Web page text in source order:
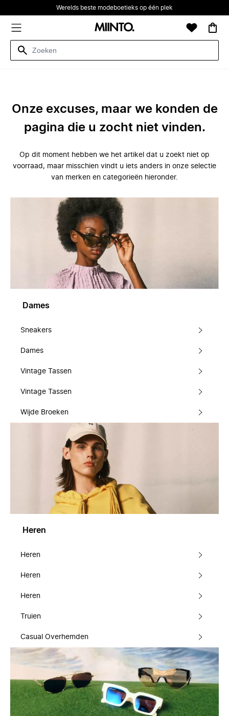
Werelds beste modeboetieks op één plek
Onze excuses, maar we konden de
pagina die u zocht niet vinden.
Op dit moment hebben we het artikel dat u zoekt niet op
voorraad, maar misschien vindt u iets anders in onze selectie
van merken en categorieën hieronder.
Dames
Sneakers
Dames
Vintage Tassen
Vintage Tassen
Wijde Broeken
Heren
Heren
Heren
Heren
Truien
Casual Overhemden